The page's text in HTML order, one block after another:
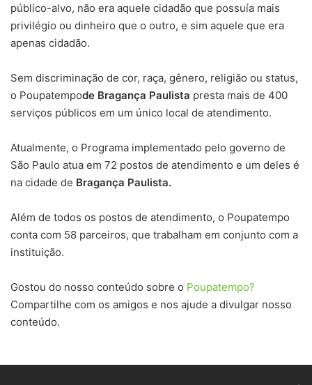
público-alvo, não era aquele cidadão que possuía mais
privilégio ou dinheiro que o outro, e sim aquele que era
apenas cidadão.
Sem discriminação de cor, raça, gênero, religião ou status,
o Poupatempode Bragança Paulista presta mais de 400
serviços públicos em um único local de atendimento.
Atualmente, o Programa implementado pelo governo de
São Paulo atua em 72 postos de atendimento e um deles é
na cidade de Bragança Paulista.
Além de todos os postos de atendimento, o Poupatempo
conta com 58 parceiros, que trabalham em conjunto com a
instituição.
Gostou do nosso conteúdo sobre o Poupatempo?
Compartilhe com os amigos e nos ajude a divulgar nosso
conteúdo.